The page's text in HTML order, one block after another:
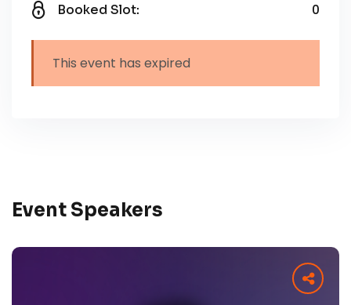
Booked Slot: 0
This event has expired
Event Speakers